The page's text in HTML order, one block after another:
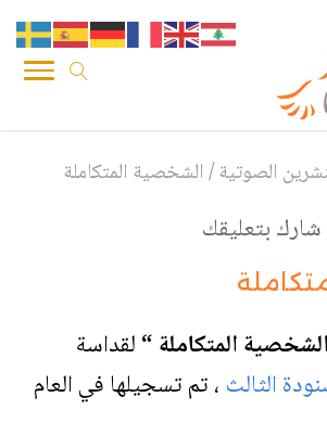
الصوتية/الشخصية المتكاملة
شارك بتعليقك
المتكاملة “لقداسة
الثالث ، تم تسجيلها في العام